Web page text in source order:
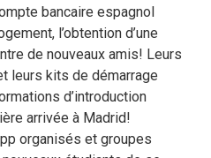
bancaire espagnol
l’obtention d’une
de nouveaux amis! Leurs
leurs kits de démarrage
d’introduction
arrivée à Madrid!
organisés et groupes